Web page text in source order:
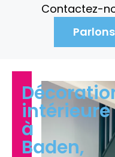
Contactez-
intérieure
à
Baden,